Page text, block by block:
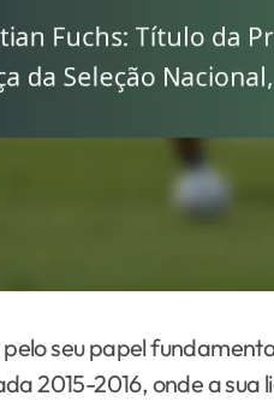
seu papel
2015-2016, onde a sua